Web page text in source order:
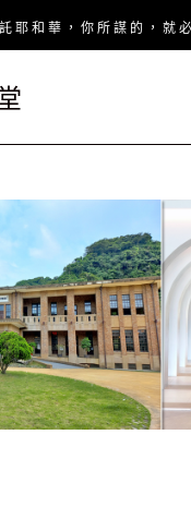
耶 和 華 ， 你 所 謀 的 ， 就